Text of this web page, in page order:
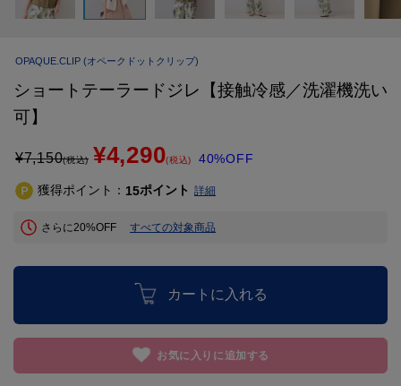
OPAQUE.CLIP (オペークドットクリップ)
ショートテーラードジレ【接触冷感／洗濯機洗い
可】
¥7,150(税込) ¥4,290(税込) 40%OFF
獲得ポイント： 15ポイント 詳細
さらに20%OFF すべての対象商品
カートに入れる
お気に入りに追加する